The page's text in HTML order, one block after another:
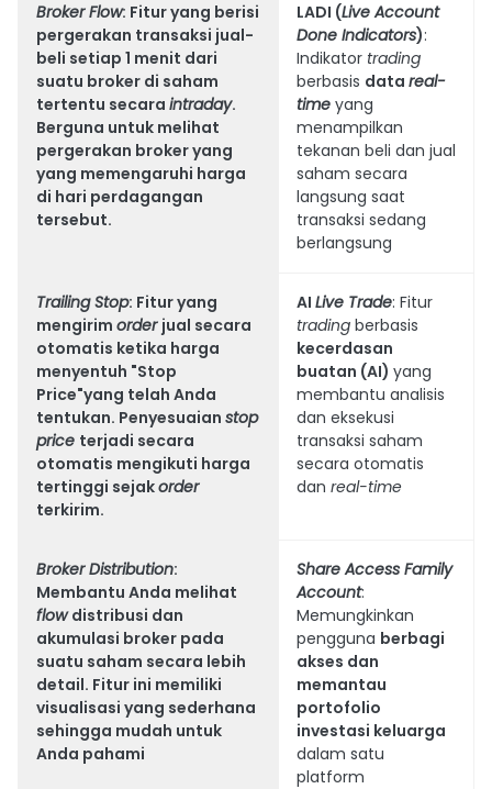
Broker Flow: Fitur yang berisi
pergerakan transaksi jual-
beli setiap 1 menit dari
suatu broker di saham
tertentu secara intraday.
Berguna untuk melihat
pergerakan broker yang
yang memengaruhi harga
di hari perdagangan
tersebut.
LADI (Live Account
Done Indicators):
Indikator trading
berbasis data real-
time yang
menampilkan
tekanan beli dan jual
saham secara
langsung saat
transaksi sedang
berlangsung
Trailing Stop: Fitur yang
mengirim order jual secara
otomatis ketika harga
menyentuh "Stop
Price"yang telah Anda
tentukan. Penyesuaian stop
price terjadi secara
otomatis mengikuti harga
tertinggi sejakorder
terkirim.
AI Live Trade: Fitur
trading berbasis
kecerdasan
buatan (AI) yang
membantu analisis
dan eksekusi
transaksi saham
secara otomatis
dan real-time
Broker Distribution:
Membantu Anda melihat
flowdistribusi dan
akumulasi broker pada
suatu saham secara lebih
detail. Fitur ini memiliki
visualisasi yang sederhana
sehingga mudah untuk
Anda pahami
Share Access Family
Account:
Memungkinkan
pengguna berbagi
akses dan
memantau
portofolio
investasi keluarga
dalam satu
platform